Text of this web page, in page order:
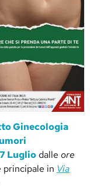
Ginecologia
Lugliodalle ore
principale in Via